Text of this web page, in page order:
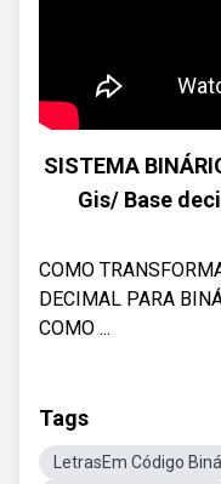
SISTEMA
Gis/ Base
COMO
DECIMAL PARA
COMO ...
Tags
LetrasEm Código